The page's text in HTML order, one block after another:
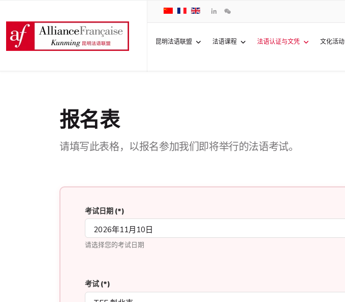
昆明法语联盟 法语课程 法语认证与文凭 文化活动
报名表
请填写此表格，以报名参加我们即将举行的法语考试。
考试日期 (*)
请选择您的考试日期
考试 (*)